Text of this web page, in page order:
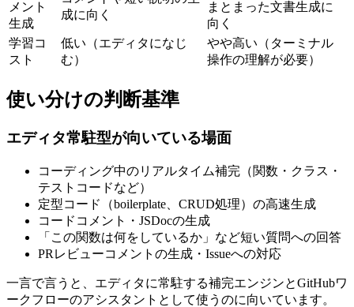
メント
生成
成に向く
まとまった文書生成に
向く
学習コ
スト
低い（エディタになじ
む）
やや高い（ターミナル
操作の理解が必要）
使い分けの判断基準
エディタ常駐型が向いている場面
コーディング中のリアルタイム補完（関数・クラス・
テストコードなど）
定型コード（boilerplate、CRUD処理）の高速生成
コードコメント・JSDocの生成
「この関数は何をしているか」など短い質問への回答
PRレビューコメントの生成・Issueへの対応
一言で言うと、エディタに常駐する補完エンジンとGitHubワ
ークフローのアシスタントとして使うのに向いています。